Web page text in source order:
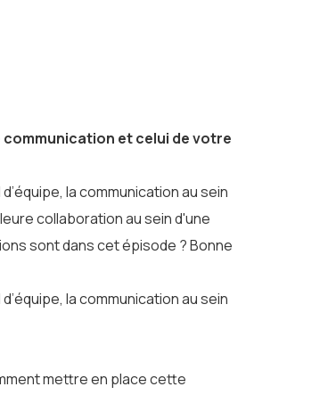
et celui de votre
la communication au sein
collaboration au sein d'une
sont dans cet épisode ? Bonne
la communication au sein
mettre en place cette